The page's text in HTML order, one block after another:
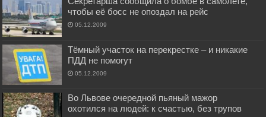
чтобы её босс не опоздал на рейс
05.12.2009
Тёмный участок на перекрестке – и никакие
ПДД не помогут
05.12.2009
Во Львове очередной пьяный мажор
охотился на людей: к счастью, без трупов